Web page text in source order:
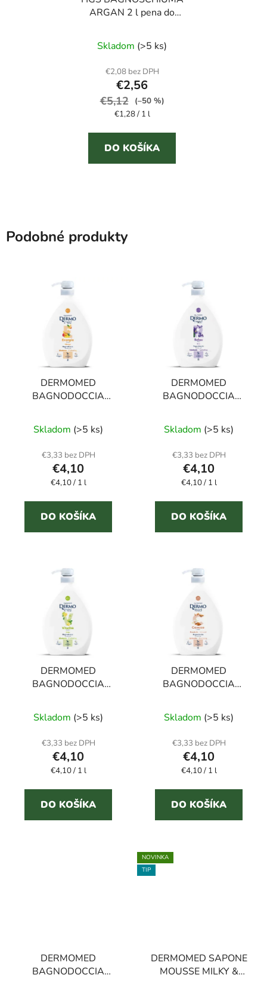
ARGAN 2 l pena do
Skladom (>5 ks)
€2,08 bez DPH
€2,56
€5,12
(–50 %)
Jednotková
€1,28 / 1 l
DO KOŠÍKA
Podobné produkty
DERMOMED
BAGNODOCCIA
mango 1 l
Skladom (>5 ks)
€3,33 bez DPH
€4,10
Jednotková
€4,10 / 1 l
DO KOŠÍKA
DERMOMED
BAGNODOCCIA
kosatec 1 l
hodnotenie
produktu
je
5,0
z
5
hviezdičiek.
Skladom (>5 ks)
€3,33 bez DPH
€4,10
Jednotková
€4,10 / 1 l
DO KOŠÍKA
DERMOMED
BAGNODOCCIA
limeta 1 l
Skladom (>5 ks)
€3,33 bez DPH
€4,10
Jednotková
€4,10 / 1 l
DO KOŠÍKA
DERMOMED
BAGNODOCCIA
mandle 1 l
Skladom (>5 ks)
€3,33 bez DPH
€4,10
Jednotková
€4,10 / 1 l
DO KOŠÍKA
DERMOMED
BAGNODOCCIA
NOVINKA
TIP
DERMOMED SAPONE
MOUSSE MILKY &